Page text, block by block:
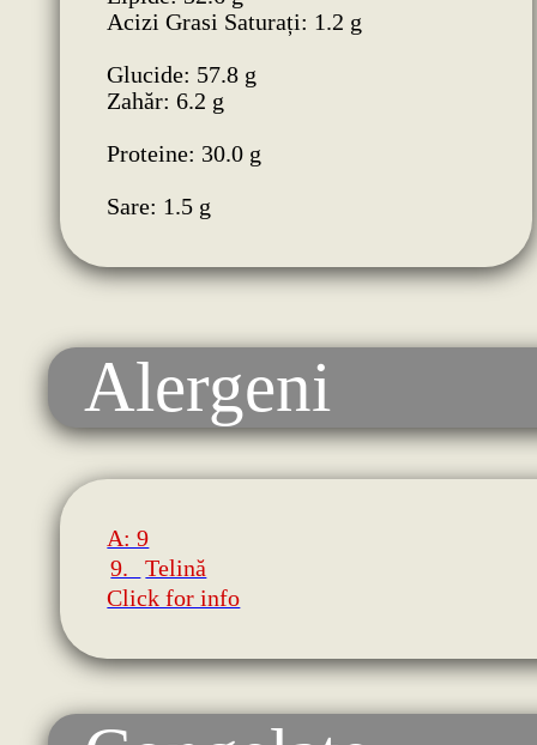
Acizi Grasi Saturați: 1.2 g
Glucide: 57.8 g
Zahăr: 6.2 g
Proteine: 30.0 g
Sare: 1.5 g
Alergeni
A: 9
9.
Telină
Click for info